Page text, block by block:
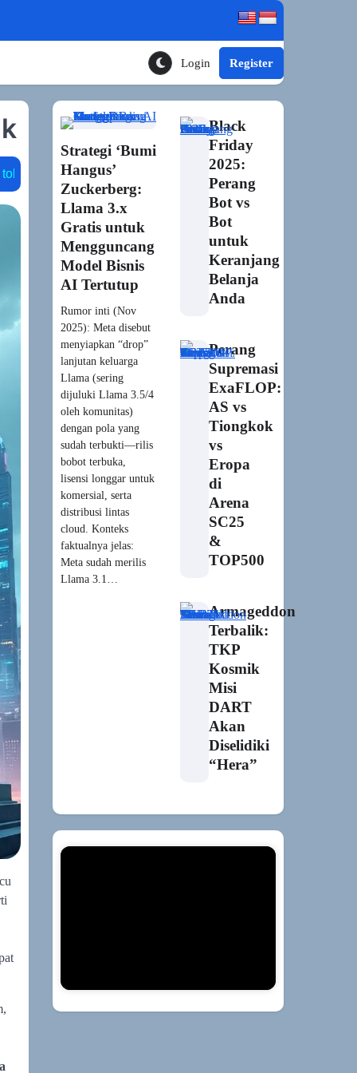
Toggle Theme Mode
Login Register
dialog dinamis on-device slm
Strategi ‘Bumi
Hangus’
Zuckerberg:
Llama 3.x
Gratis untuk
Mengguncang
Model Bisnis
AI Tertutup
Rumor inti (Nov
2025): Meta disebut
menyiapkan “drop”
lanjutan keluarga
Llama (sering
dijuluki Llama 3.5/4
oleh komunitas)
dengan pola yang
sudah terbukti—rilis
bobot terbuka,
lisensi longgar untuk
komersial, serta
distribusi lintas
cloud. Konteks
faktualnya jelas:
Meta sudah merilis
Llama 3.1…
Black
Friday
2025:
Perang
Bot vs
Bot
untuk
Keranjang
Belanja
Anda
Perang
Supremasi
ExaFLOP:
AS vs
Tiongkok
vs
Eropa
di
Arena
SC25
&
TOP500
Armageddon
Terbalik:
TKP
Kosmik
Misi
DART
Akan
Diselidiki
“Hera”